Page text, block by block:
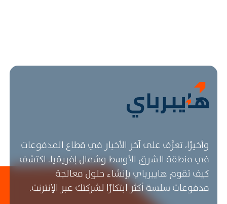
وأخيرًا، تعرَّف على آخر الأخبار في قطاع المدفوعات
في منطقة الشرق الأوسط وشمال إفريقيا. اكتشف
كيف تقوم هايبرباي بإنشاء حلول معالجة
مدفوعات سلسة أكثر ابتكارًا لشركتك عبر الإنترنت.